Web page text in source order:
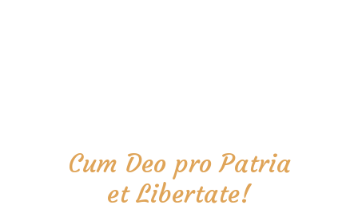
Cum Deo pro Patria
et Libertate!